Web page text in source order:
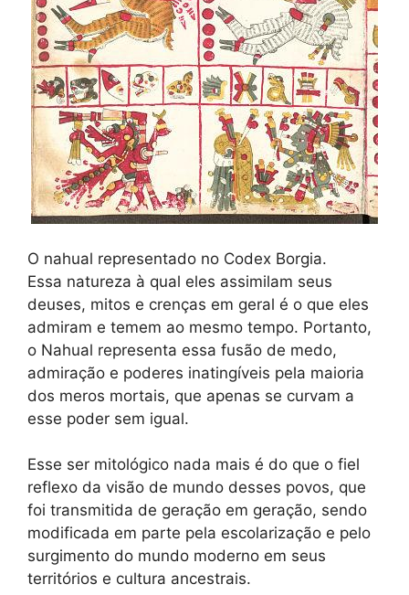
O nahual representado no Codex Borgia.
Essa natureza à qual eles assimilam seus
deuses, mitos e crenças em geral é o que eles
admiram e temem ao mesmo tempo. Portanto,
o Nahual representa essa fusão de medo,
admiração e poderes inatingíveis pela maioria
dos meros mortais, que apenas se curvam a
esse poder sem igual.
Esse ser mitológico nada mais é do que o fiel
reflexo da visão de mundo desses povos, que
foi transmitida de geração em geração, sendo
modificada em parte pela escolarização e pelo
surgimento do mundo moderno em seus
territórios e cultura ancestrais.